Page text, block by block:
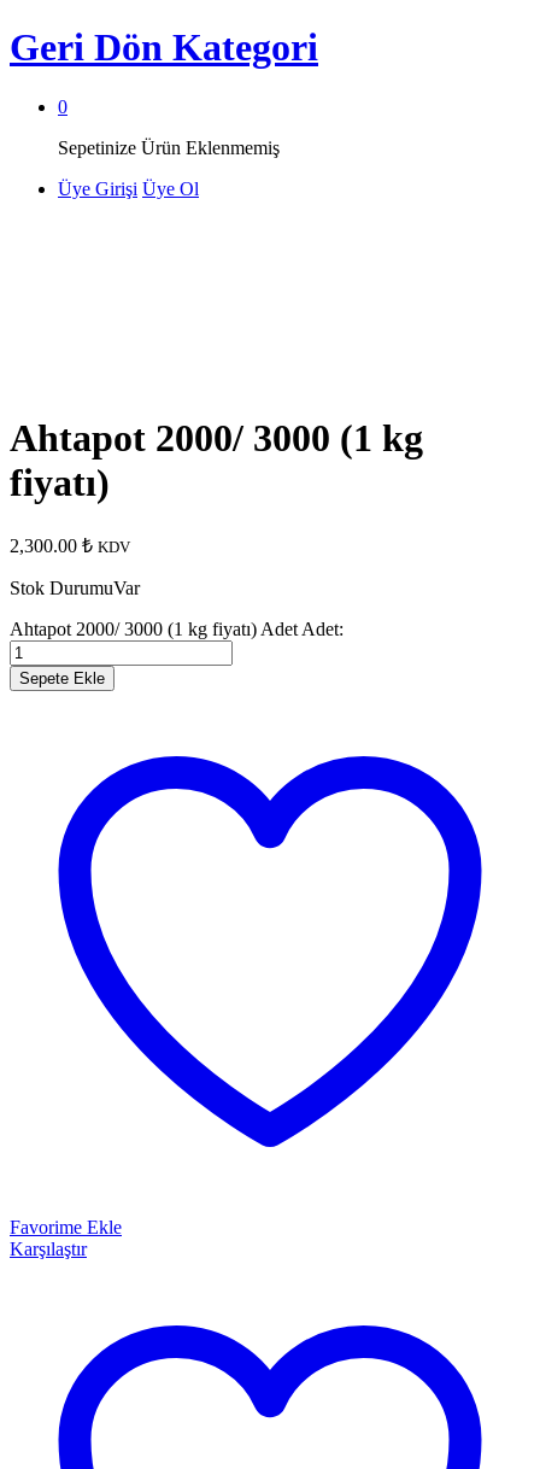
Geri Dön Kategori
0
Sepetinize Ürün Eklenmemiş
Üye Girişi Üye Ol
Ahtapot 2000/ 3000 (1 kg
fiyatı)
2,300.00 ₺ KDV
Stok DurumuVar
Ahtapot 2000/ 3000 (1 kg fiyatı) Adet Adet:
Sepete Ekle
Favorime Ekle
Karşılaştır